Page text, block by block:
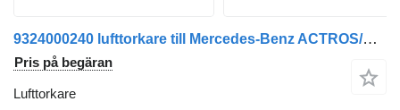
9324000240 lufttorkare till Mercedes-Benz ACTROS/AXOR/ATEGO/AROCS lastbil
Pris på begäran
Lufttorkare